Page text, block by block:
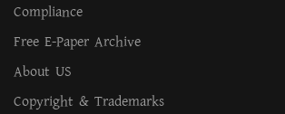
Compliance
Free E-Paper Archive
About US
Copyright & Trademarks